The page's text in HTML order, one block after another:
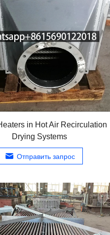
in Hot Air Recirculation
Drying Systems
Отправить запрос